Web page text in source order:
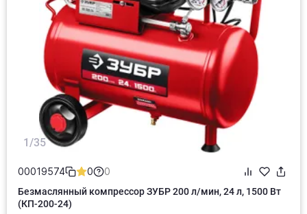
1/35
00019574 0 0
Безмаслянный компрессор ЗУБР 200 л/мин, 24 л, 1500 Вт
(КП-200-24)